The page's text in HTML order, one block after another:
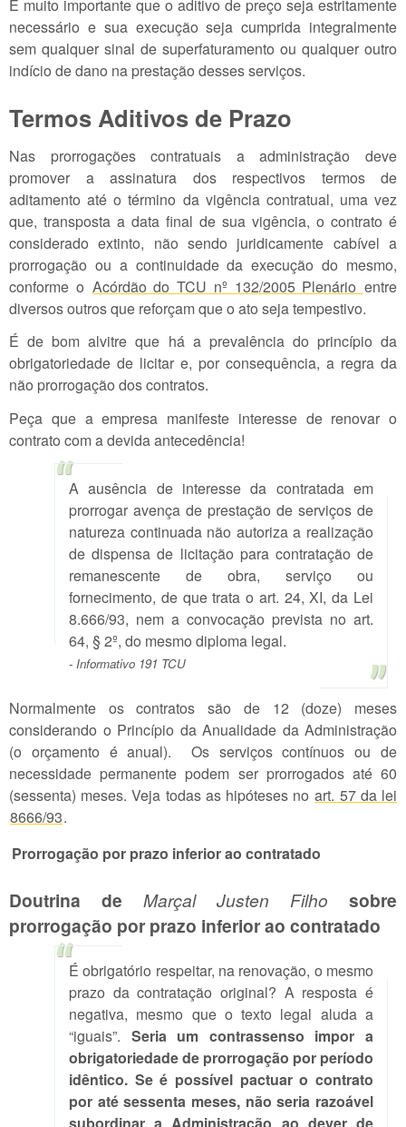
É muito importante que o aditivo de preço seja estritamente
necessário e sua execução seja cumprida integralmente
sem qualquer sinal de superfaturamento ou qualquer outro
indício de dano na prestação desses serviços.
Termos Aditivos de Prazo
Nas prorrogações contratuais a administração deve
promover a assinatura dos respectivos termos de
aditamento até o término da vigência contratual, uma vez
que, transposta a data final de sua vigência, o contrato é
considerado extinto, não sendo juridicamente cabível a
prorrogação ou a continuidade da execução do mesmo,
conforme o Acórdão do TCU nº 132/2005 Plenário entre
diversos outros que reforçam que o ato seja tempestivo.
É de bom alvitre que há a prevalência do princípio da
obrigatoriedade de licitar e, por consequência, a regra da
não prorrogação dos contratos.
Peça que a empresa manifeste interesse de renovar o
contrato com a devida antecedência!
A ausência de interesse da contratada em
prorrogar avença de prestação de serviços de
natureza continuada não autoriza a realização
de dispensa de licitação para contratação de
remanescente de obra, serviço ou
fornecimento, de que trata o art. 24, XI, da Lei
8.666/93, nem a convocação prevista no art.
64, § 2º, do mesmo diploma legal.
- Informativo 191 TCU
Normalmente os contratos são de 12 (doze) meses
considerando o Princípio da Anualidade da Administração
(o orçamento é anual). Os serviços contínuos ou de
necessidade permanente podem ser prorrogados até 60
(sessenta) meses. Veja todas as hipóteses no art. 57 da lei
8666/93.
Prorrogação por prazo inferior ao contratado
Doutrina de Marçal Justen Filho sobre
prorrogação por prazo inferior ao contratado
É obrigatório respeitar, na renovação, o mesmo
prazo da contratação original? A resposta é
negativa, mesmo que o texto legal aluda a
“iguais”. Seria um contrassenso impor a
obrigatoriedade de prorrogação por período
idêntico. Se é possível pactuar o contrato
por até sessenta meses, não seria razoável